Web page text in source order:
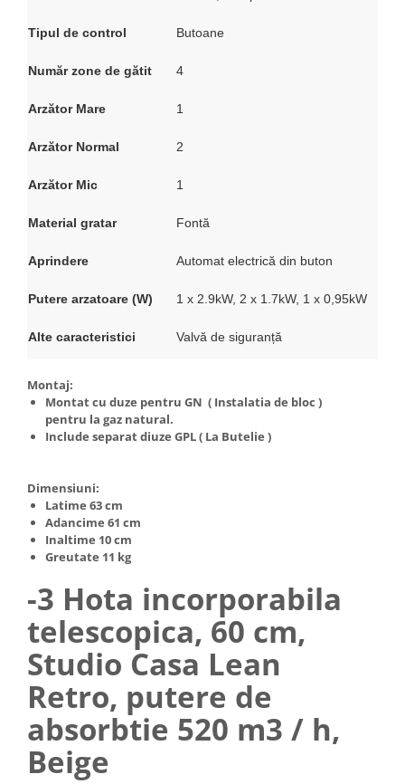
Tipul de control Butoane
Număr zone de gătit 4
Arzător Mare 1
Arzător Normal 2
Arzător Mic 1
Material gratar Fontă
Aprindere Automat electrică din buton
Putere arzatoare (W) 1 x 2.9kW, 2 x 1.7kW, 1 x 0,95kW
Alte caracteristici Valvă de siguranță
Montaj:
Montat cu duze pentru GN ( Instalatia de bloc )
pentru la gaz natural.
Include separat diuze GPL ( La Butelie )
Dimensiuni:
Latime 63 cm
Adancime 61 cm
Inaltime 10 cm
Greutate 11 kg
-3 Hota incorporabila
telescopica, 60 cm,
Studio Casa Lean
Retro, putere de
absorbtie 520 m3 / h,
Beige